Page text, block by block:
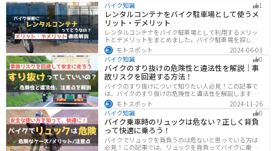
バイク知識 1
レンタルコンテナをバイク駐車場として使うメ
リット・デメリット
レンタルコンテナをバイク駐車場として利用するメリッ
トとデメリットをまとめました。バイク駐車場を探して
いるなら、最強のセキュリティでバイクの劣化も防げる
レンタルコンテナを検討してみませんか？キャンペーン
を利用することで格安で利用できます。
モトスポット
2024-06-03
バイク知識
0
バイクのすり抜けの危険性と違法性を解説｜事
故リスクを回避する方法！
バイクのすり抜けについて知りたい人必見！この記事で
は、バイクのすり抜けの危険性と違法性を解説します。
実は、すり抜けによる事故のリスクは想像以上に高いで
す。記事を参考にすり抜けのリスクを理解し、安全運転
に努めましょう。
モトスポット
2024-11-26
バイク知識
0
バイク乗車時のリュックは危ない？正しく背負
って快適に乗ろう！
バイクでリュックを背負うのは危ないと思っている方は
必見！この記事では、リュックを背負ってバイクに乗る